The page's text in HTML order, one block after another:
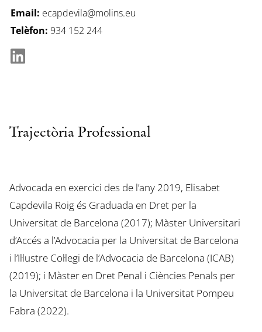
Email: ecapdevila@molins.eu
Telèfon: 934 152 244
Trajectòria Professional
Advocada en exercici des de l’any 2019, Elisabet
Capdevila Roig és Graduada en Dret per la
Universitat de Barcelona (2017); Màster Universitari
d’Accés a l’Advocacia per la Universitat de Barcelona
i l’Il·lustre Col·legi de l’Advocacia de Barcelona (ICAB)
(2019); i Màster en Dret Penal i Ciències Penals per
la Universitat de Barcelona i la Universitat Pompeu
Fabra (2022).